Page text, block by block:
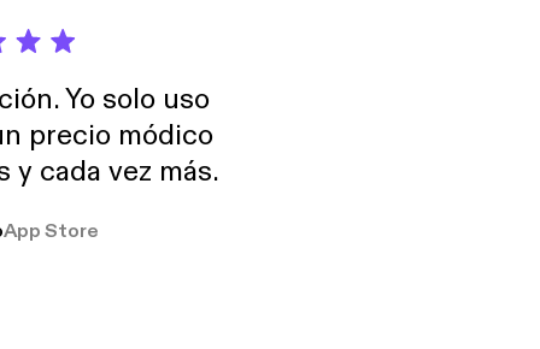
Yo solo uso
precio módico
y cada vez más.
App Store